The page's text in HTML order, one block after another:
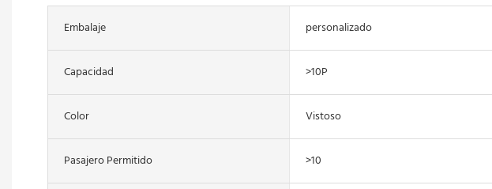
Embalaje personalizado
Capacidad >10P
Color Vistoso
Pasajero Permitido >10